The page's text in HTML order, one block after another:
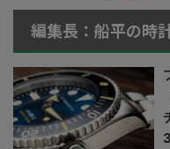
編集長：船平の時